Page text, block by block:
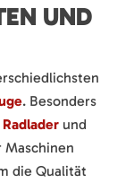
UND
. Besonders
Radlader und
Maschinen
die Qualität